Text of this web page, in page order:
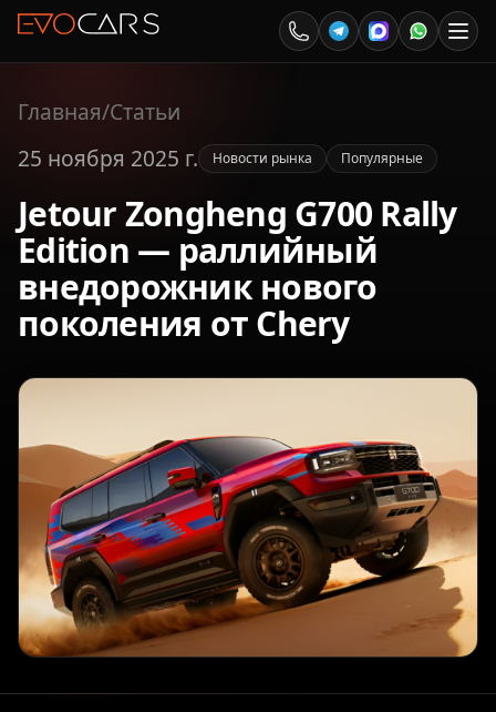
Главная/Статьи
25 ноября 2025 г.
Новости рынка Популярные
Jetour Zongheng G700 Rally
Edition — раллийный
внедорожник нового
поколения от Chery